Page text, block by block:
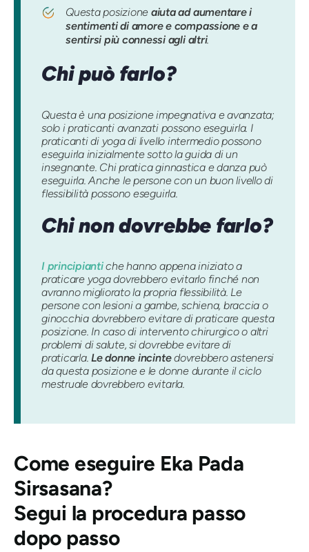
Questa posizione aiuta ad aumentare i
sentimenti di amore e compassione e a
sentirsi più connessi agli altri.
Chi può farlo?
Questa è una posizione impegnativa e avanzata;
solo i praticanti avanzati possono eseguirla. I
praticanti di yoga di livello intermedio possono
eseguirla inizialmente sotto la guida di un
insegnante. Chi pratica ginnastica e danza può
eseguirla. Anche le persone con un buon livello di
flessibilità possono eseguirla.
Chi non dovrebbe farlo?
I principiantiche hanno appena iniziato a
praticare yoga dovrebbero evitarlo finché non
avranno migliorato la propria flessibilità. Le
persone con lesioni a gambe, schiena, braccia o
ginocchia dovrebbero evitare di praticare questa
posizione. In caso di intervento chirurgico o altri
problemi di salute, si dovrebbe evitare di
praticarla.Le donne incintedovrebbero astenersi
da questa posizione e le donne durante il ciclo
mestruale dovrebbero evitarla.
Come eseguire Eka Pada
Sirsasana?
Segui la procedura passo
dopo passo